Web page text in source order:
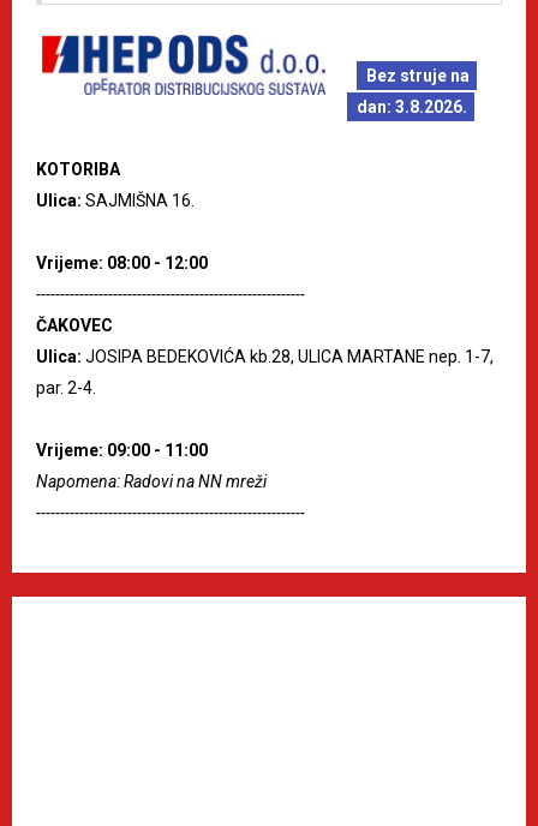
Bez struje na
dan: 3.8.2026.
KOTORIBA
Ulica: SAJMIŠNA 16.
Vrijeme: 08:00 - 12:00
--------------------------------------------------------
ČAKOVEC
Ulica: JOSIPA BEDEKOVIĆA kb.28, ULICA MARTANE nep. 1-7,
par. 2-4.
Vrijeme: 09:00 - 11:00
Napomena: Radovi na NN mreži
--------------------------------------------------------